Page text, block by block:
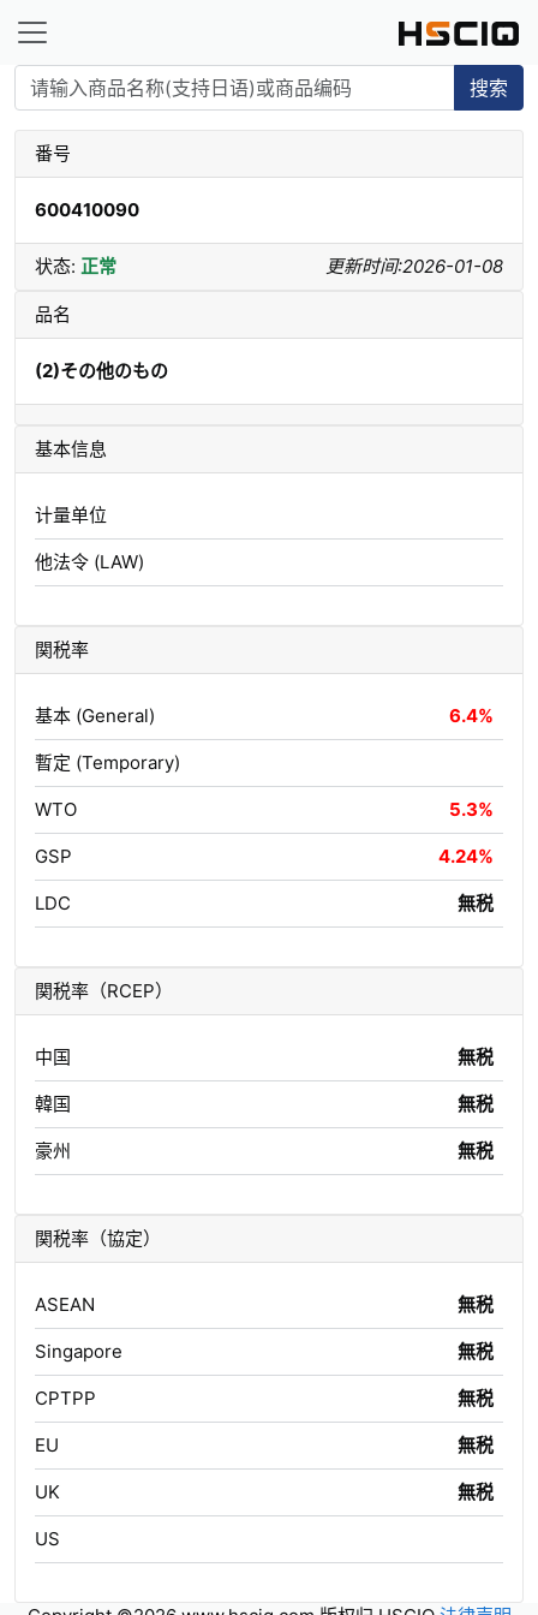
搜索
番号
600410090
状态: 正常 更新时间:2026-01-08
品名
(2)その他のもの
基本信息
计量单位
他法令 (LAW)
関税率
基本 (General) 6.4%
暫定 (Temporary)
WTO 5.3%
GSP 4.24%
LDC 無税
関税率（RCEP）
中国 無税
韓国 無税
豪州 無税
関税率（協定）
ASEAN 無税
Singapore 無税
CPTPP 無税
EU 無税
UK 無税
US